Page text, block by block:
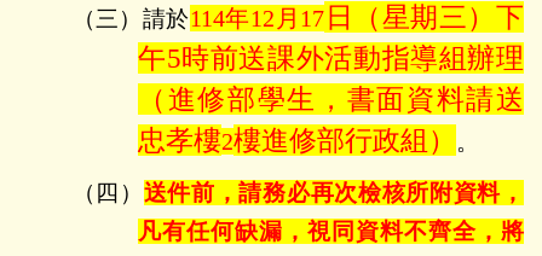
（三） 請於114年12 月 17 日（星期三）下
午5時前送課外活動指導組辦理
（進修部學生，書面資料請送
忠孝樓2樓進修部行政組）
。
（四） 送件前，請務必再次檢核所附資料，
凡有任何缺漏，視同資料不齊全，將